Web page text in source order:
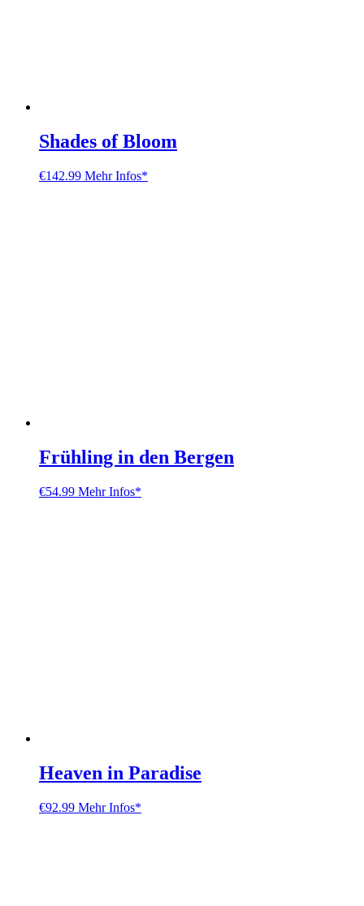
Shades of Bloom
€142.99 Mehr Infos*
Frühling in den Bergen
€54.99 Mehr Infos*
Heaven in Paradise
€92.99 Mehr Infos*